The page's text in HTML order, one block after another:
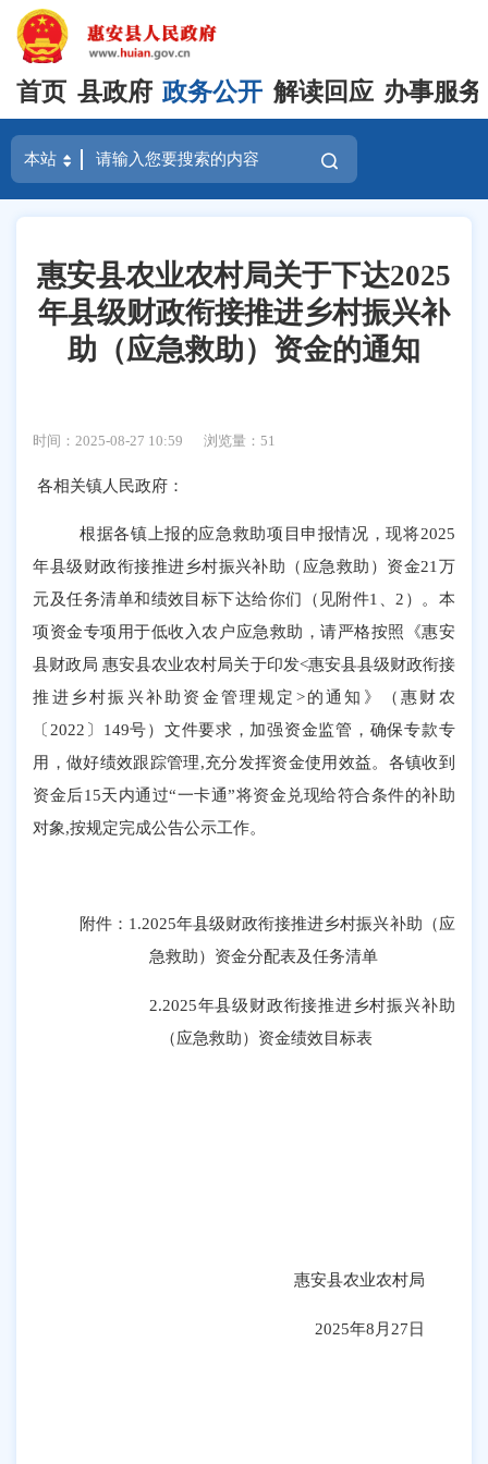
首页 县政府 政务公开 解读回应 办事服务
惠安县农业农村局关于下达2025
年县级财政衔接推进乡村振兴补
助（应急救助）资金的通知
时间：2025-08-27 10:59 浏览量：51
各相关镇人民政府：
根据各镇上报的应急救助项目申报情况，现将2025
年县级财政衔接推进乡村振兴补助（应急救助）资金21万
元及任务清单和绩效目标下达给你们（见附件1、2）。本
项资金专项用于低收入农户应急救助，请严格按照《惠安
县财政局 惠安县农业农村局关于印发<惠安县县级财政衔接
推进乡村振兴补助资金管理规定>的通知》（惠财农
〔2022〕149号）文件要求，加强资金监管，确保专款专
用，做好绩效跟踪管理,充分发挥资金使用效益。各镇收到
资金后15天内通过“一卡通”将资金兑现给符合条件的补助
对象,按规定完成公告公示工作。
附件： 1.2025年县级财政衔接推进乡村振兴补助（应
急救助）资金分配表及任务清单
2.2025年县级财政衔接推进乡村振兴补助
（应急救助）资金绩效目标表
惠安县农业农村局
2025年8月27日